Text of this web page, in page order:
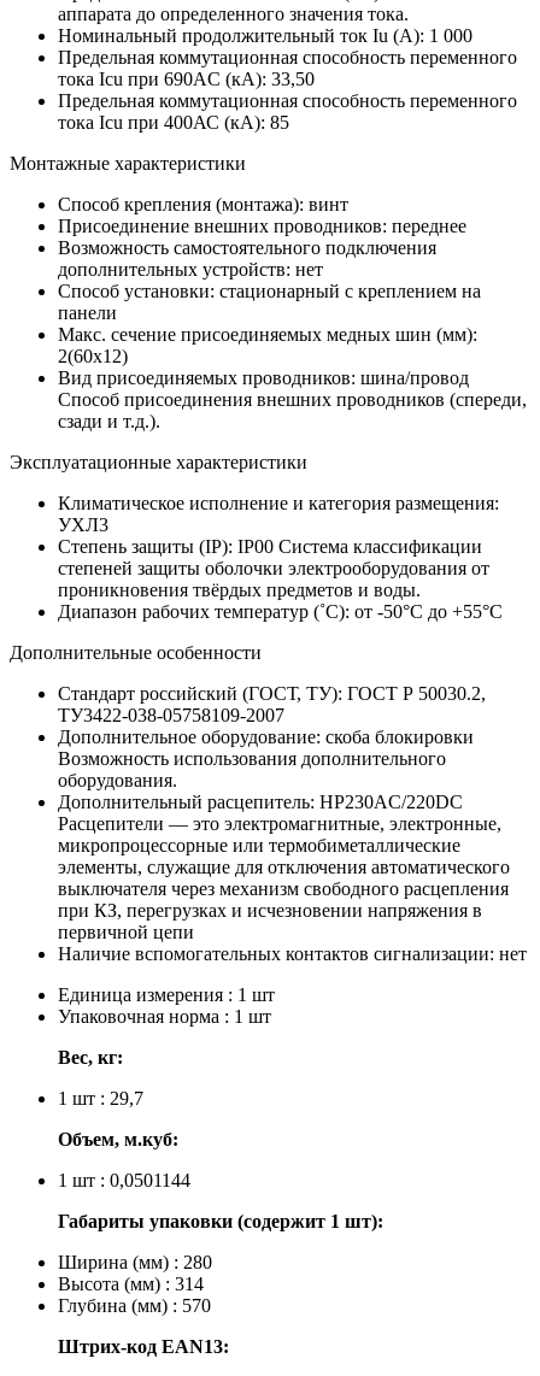
аппарата до определенного значения тока.
Номинальный продолжительный ток Iu (А): 1 000
Предельная коммутационная способность переменного
тока Icu при 690AC (кА): 33,50
Предельная коммутационная способность переменного
тока Icu при 400АС (кА): 85
Монтажные характеристики
Способ крепления (монтажа): винт
Присоединение внешних проводников: переднее
Возможность самостоятельного подключения
дополнительных устройств: нет
Способ установки: стационарный с креплением на
панели
Макс. сечение присоединяемых медных шин (мм):
2(60х12)
Вид присоединяемых проводников: шина/провод
Способ присоединения внешних проводников (спереди,
сзади и т.д.).
Эксплуатационные характеристики
Климатическое исполнение и категория размещения:
УХЛ3
Степень защиты (IP): IP00 Система классификации
степеней защиты оболочки электрооборудования от
проникновения твёрдых предметов и воды.
Диапазон рабочих температур (˚С): от -50°С до +55°С
Дополнительные особенности
Стандарт российский (ГОСТ, ТУ): ГОСТ Р 50030.2,
ТУ3422-038-05758109-2007
Дополнительное оборудование: скоба блокировки
Возможность использования дополнительного
оборудования.
Дополнительный расцепитель: НР230AC/220DC
Расцепители — это электромагнитные, электронные,
микропроцессорные или термобиметаллические
элементы, служащие для отключения автоматического
выключателя через механизм свободного расцепления
при КЗ, перегрузках и исчезновении напряжения в
первичной цепи
Наличие вспомогательных контактов сигнализации: нет
Единица измерения : 1 шт
Упаковочная норма : 1 шт
Вес, кг:
1 шт : 29,7
Объем, м.куб:
1 шт : 0,0501144
Габариты упаковки (содержит 1 шт):
Ширина (мм) : 280
Высота (мм) : 314
Глубина (мм) : 570
Штрих-код EAN13: